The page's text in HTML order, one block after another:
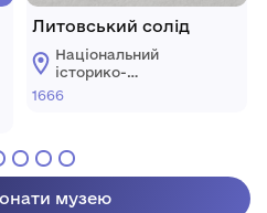
Литовський солід
Національний
історико-
архітектурний
1666
музею